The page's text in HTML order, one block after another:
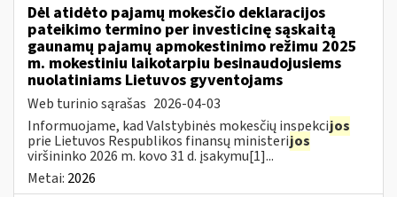
Dėl atidėto pajamų mokesčio deklaracijos
pateikimo termino per investicinę sąskaitą
gaunamų pajamų apmokestinimo režimu 2025
m. mokestiniu laikotarpiu besinaudojusiems
nuolatiniams Lietuvos gyventojams
Web turinio sąrašas 2026-04-03
Informuojame, kad Valstybinės mokesčių inspekcijos
prie Lietuvos Respublikos finansų ministerijos
viršininko 2026 m. kovo 31 d. įsakymu[1]...
Metai: 2026